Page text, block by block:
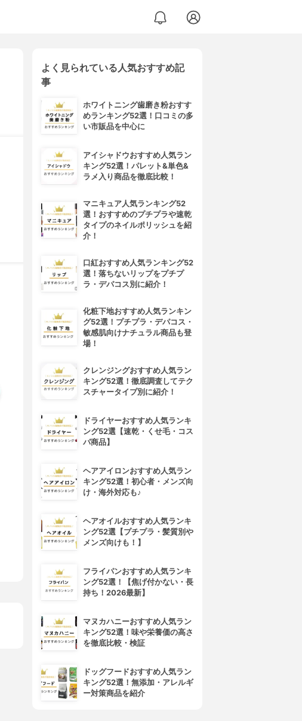
よく見られている人気おすすめ記
事
ホワイトニング歯磨き粉おすす
めランキング52選！口コミの多
い市販品を中心に
アイシャドウおすすめ人気ラン
キング52選！パレット&単色&
ラメ入り商品を徹底比較！
マニキュア人気ランキング52
選！おすすめのプチプラや速乾
タイプのネイルポリッシュを紹
介！
口紅おすすめ人気ランキング52
選！落ちないリップをプチプ
ラ・デパコス別に紹介！
化粧下地おすすめ人気ランキン
グ52選！プチプラ・デパコス・
敏感肌向けナチュラル商品も登
場！
クレンジングおすすめ人気ラン
キング52選！徹底調査してテク
スチャータイプ別に紹介！
ドライヤーおすすめ人気ランキ
ング52選【速乾・くせ毛・コス
パ商品】
ヘアアイロンおすすめ人気ラン
キング52選！初心者・メンズ向
け・海外対応も♪
ヘアオイルおすすめ人気ランキ
ング52選【プチプラ・髪質別や
メンズ向けも！】
フライパンおすすめ人気ランキ
ング52選！【焦げ付かない・長
持ち！2026最新】
マヌカハニーおすすめ人気ラン
キング52選！味や栄養価の高さ
を徹底比較・検証
ドッグフードおすすめ人気ラン
キング52選！無添加・アレルギ
ー対策商品を紹介